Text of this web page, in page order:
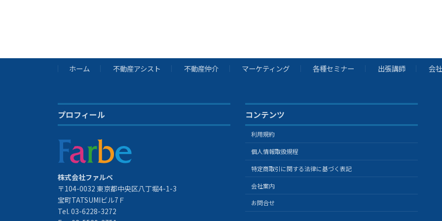
ホーム 不動産アシスト 不動産仲介 マーケティング 各種セミナー 出張講師 会
プロフィール
株式会社ファルベ
〒104-0032 東京都中央区八丁堀4-1-3
宝町TATSUMIビル7Ｆ
Tel. 03-6228-3272
コンテンツ
利用規約
個人情報取扱規程
特定商取引に関する法律に基づく表記
会社案内
お問合せ